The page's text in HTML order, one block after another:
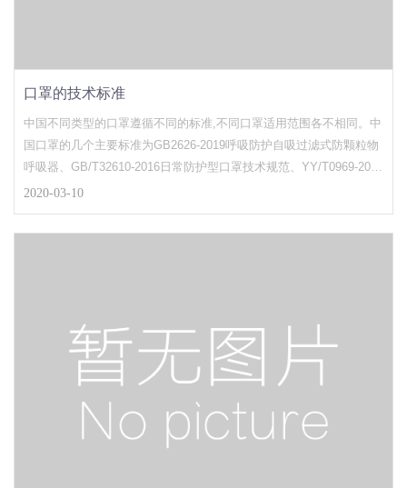
口罩的技术标准
中国不同类型的口罩遵循不同的标准,不同口罩适用范围各不相同。中
国口罩的几个主要标准为GB2626-2019呼吸防护自吸过滤式防颗粒物
呼吸器、GB/T32610-2016日常防护型口罩技术规范、YY/T0969-2013
一次性使用医用口罩、YY0469-2011医用外科口罩、GB19083-2010
医用防护口罩技术要求,以下详细介绍各主要标准。GB 2626-2019该
标准第一版为1981年发布(G
2020-03-10